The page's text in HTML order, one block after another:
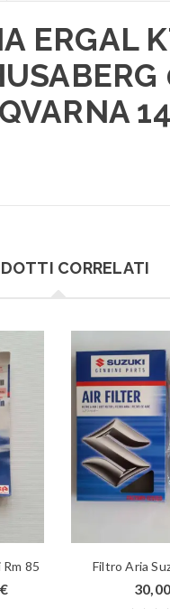
ERGAL
CORRELATI
85
€
Filtro Aria